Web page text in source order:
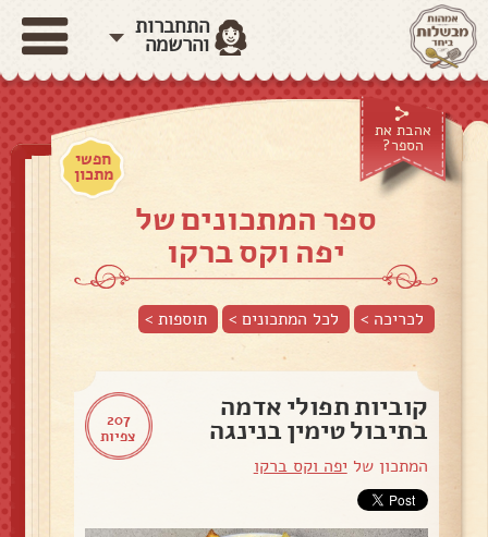
התחברות
והרשמה
אהבת את
הספר?
חפשי
מתכון
ספר המתכונים של
יפה וקס ברקו
לכריכה > לכל המתכונים > תוספות>
207
צפיות
קוביות תפולי אדמה
בתיבול טימין בנינגה
המתכון של יפה וקס ברקו